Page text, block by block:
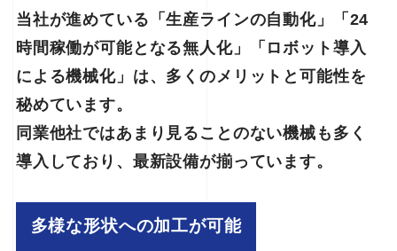
当社が進めている「生産ラインの自動化」「24
時間稼働が可能となる無人化」「ロボット導入
による機械化」は、多くのメリットと可能性を
秘めています。
同業他社ではあまり見ることのない機械も多く
導入しており、最新設備が揃っています。
多様な形状への加工が可能